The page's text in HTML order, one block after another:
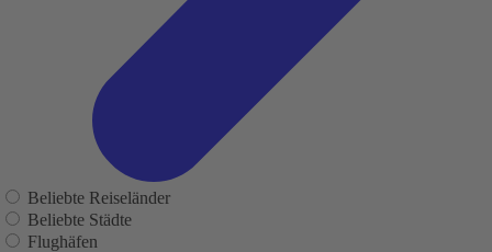
Beliebte Reiseländer
Beliebte Städte
Flughäfen